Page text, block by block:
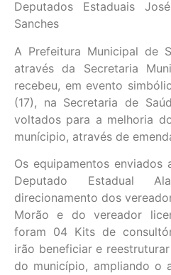
Deputados Estaduais
Sanches
A Prefeitura Municipal de
através da Secretaria
recebeu, em evento
(17), na Secretaria de
voltados para a melhoria
munícipio, através de
Os equipamentos enviados
Deputado Estadual
direcionamento dos
Morão e do vereador
foram 04 Kits de
irão beneficiar e
do município, ampliando o